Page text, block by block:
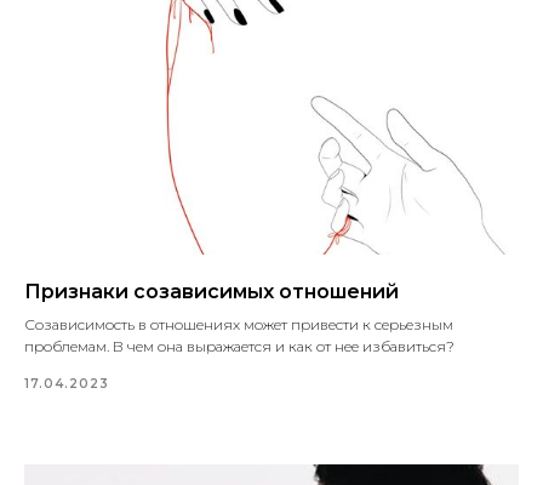
Признаки созависимых отношений
Созависимость в отношениях может привести к серьезным
проблемам. В чем она выражается и как от нее избавиться?
17.04.2023